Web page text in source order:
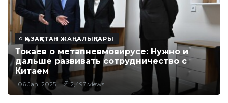
ҚАЗАҚСТАН ЖАҢАЛЫҚТАРЫ
Токаев о метапневмовирусе: Нужно и
дальше развивать сотрудничество с
Китаем
06 Jan, 2025 2,497 views